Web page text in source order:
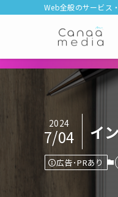
Web全般のサービス
イ
2024
7/04
広告･PRあり